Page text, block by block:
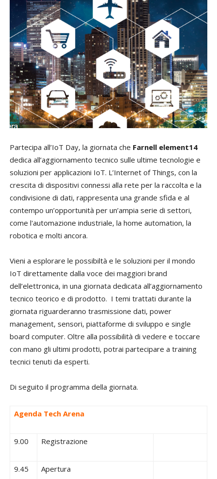
Partecipa all’IoT Day, la giornata che Farnell element14
dedica all’aggiornamento tecnico sulle ultime tecnologie e
soluzioni per applicazioni IoT. L’Internet of Things, con la
crescita di dispositivi connessi alla rete per la raccolta e la
condivisione di dati, rappresenta una grande sfida e al
contempo un’opportunità per un’ampia serie di settori,
come l'automazione industriale, la home automation, la
robotica e molti ancora.
Vieni a esplorare le possibiltà e le soluzioni per il mondo
IoT direttamente dalla voce dei maggiori brand
dell’elettronica, in una giornata dedicata all’aggiornamento
tecnico teorico e di prodotto. I temi trattati durante la
giornata riguarderanno trasmissione dati, power
management, sensori, piattaforme di sviluppo e single
board computer. Oltre alla possibilità di vedere e toccare
con mano gli ultimi prodotti, potrai partecipare a training
tecnici tenuti da esperti.
Di seguito il programma della giornata.
Agenda Tech Arena
9.00 Registrazione
9.45 Apertura